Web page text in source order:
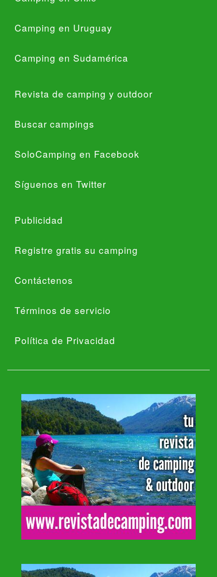
Camping en Uruguay
Camping en Sudamérica
Revista de camping y outdoor
Buscar campings
SoloCamping en Facebook
Síguenos en Twitter
Publicidad
Registre gratis su camping
Contáctenos
Términos de servicio
Política de Privacidad